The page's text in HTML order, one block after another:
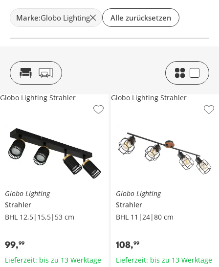
Marke:Globo Lighting Alle zurücksetzen
Globo Lighting
Strahler
BHL 12,5|15,5|53 cm
99,99
Globo Lighting Strahler
Lieferzeit: bis zu 13 Werktage
Globo Lighting
Strahler
BHL 11|24|80 cm
108,99
Globo Lighting Strahler
Lieferzeit: bis zu 13 Werktage